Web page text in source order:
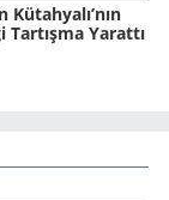
Kütahyalı’nın
Tartışma Yarattı